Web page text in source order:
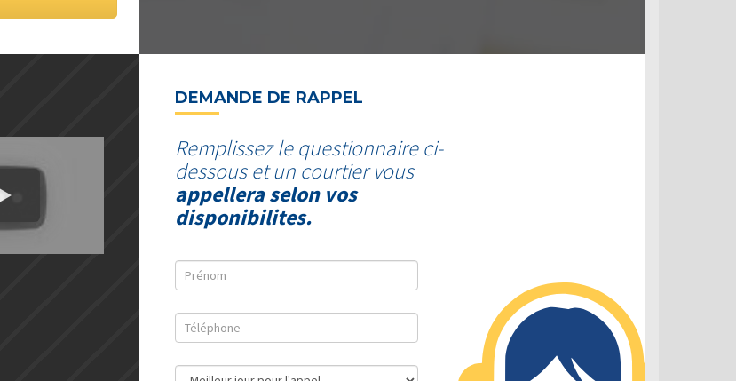
DEMANDE DE RAPPEL
Remplissez le questionnaire ci-
dessous et un courtier vous
appellera selon vos
disponibilites.